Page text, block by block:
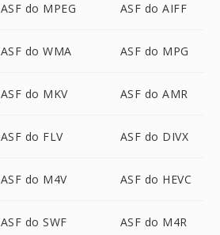
ASF do MPEG ASF do AIFF
ASF do WMA ASF do MPG
ASF do MKV ASF do AMR
ASF do FLV ASF do DIVX
ASF do M4V ASF do HEVC
ASF do SWF ASF do M4R